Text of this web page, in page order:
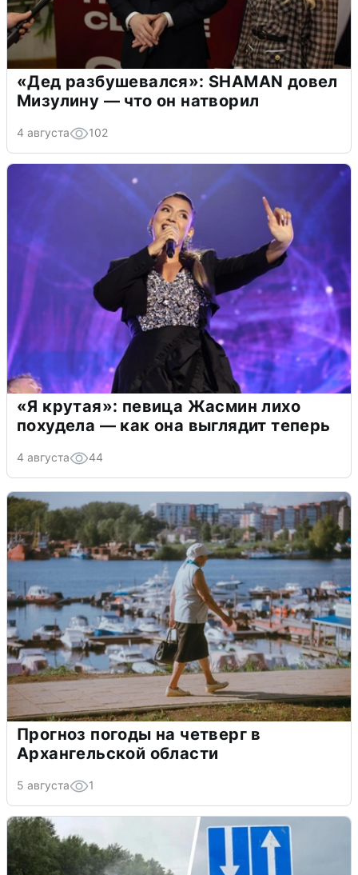
«Дед разбушевался»: SHAMAN довел
Мизулину — что он натворил
4 августа 102
«Я крутая»: певица Жасмин лихо
похудела — как она выглядит теперь
4 августа 44
Прогноз погоды на четверг в
Архангельской области
5 августа 1